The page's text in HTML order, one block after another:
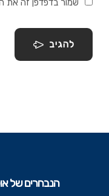
שמור בדפדפן זה את
להגיב
הנבחרים של